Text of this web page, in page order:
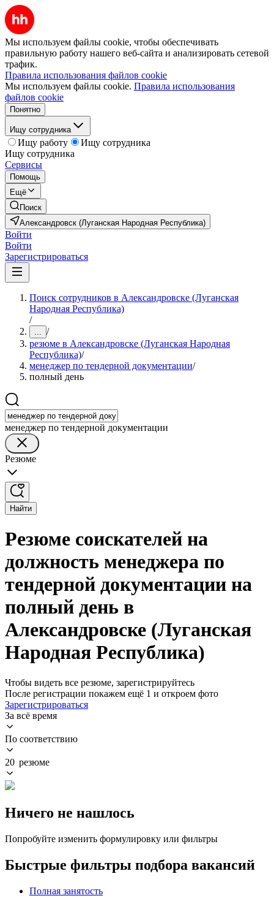
Мы используем файлы cookie, чтобы обеспечивать
правильную работу нашего веб-сайта и анализировать сетевой
трафик.
Правила использования файлов cookie
Мы используем файлы cookie. Правила использования
файлов cookie
Понятно
Ищу сотрудника
Ищу работу
Ищу сотрудника
Ищу сотрудника
Сервисы
Помощь
Ещё
Поиск
Александровск (Луганская Народная Республика)
Войти
Войти
Зарегистрироваться
Поиск сотрудников в Александровске (Луганская
Народная Республика)
/
... /
резюме в Александровске (Луганская Народная
Республика)/
менеджер по тендерной документации/
полный день
менеджер по тендерной документации
Резюме
Найти
Резюме соискателей на
должность менеджера по
тендерной документации на
полный день в
Александровске (Луганская
Народная Республика)
Чтобы видеть все резюме, зарегистрируйтесь
После регистрации покажем ещё 1 и откроем фото
Зарегистрироваться
За всё время
По соответствию
20 резюме
Ничего не нашлось
Попробуйте изменить формулировку или фильтры
Быстрые фильтры подбора вакансий
Полная занятость